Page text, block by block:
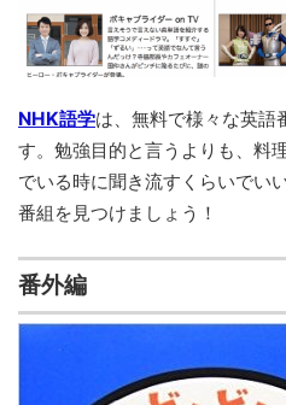
NHK語学は、無料で様々な英語
す。勉強目的と言うよりも、料
でいる時に聞き流すくらいでい
番組を見つけましょう！
番外編